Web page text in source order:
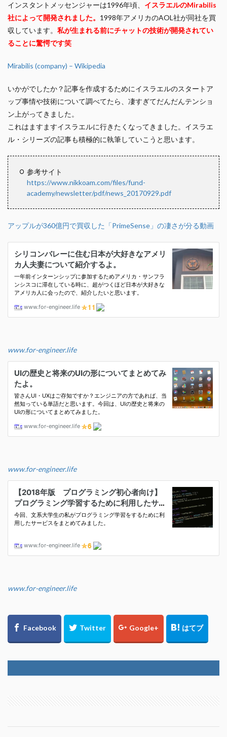
インスタントメッセンジャーは1996年頃、 イスラエルのMirabilis
社によって開発されました。 1998年アメリカのAOL社が同社を買
収しています。 私が生まれる前にチャットの技術が開発されてい
ることに驚愕です笑
Mirabilis (company) – Wikipedia
いかがでしたか？記事を作成するためにイスラエルのスタートア
ップ事情や技術について調べてたら、凄すぎてだんだんテンショ
ン上がってきました。
これはますますイスラエルに行きたくなってきました。イスラエ
ル・シリーズの記事も積極的に執筆していこうと思います。
参考サイト
https://www.nikkoam.com/files/fund-
academy/newsletter/pdf/news_20170929.pdf
アップルが360億円で買収した「PrimeSense」の凄さが分る動画
www.for-engineer.life
www.for-engineer.life
www.for-engineer.life